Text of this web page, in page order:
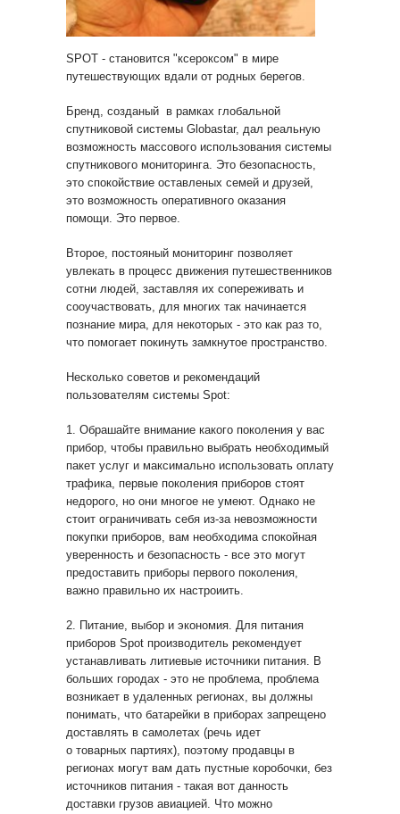
SPOT - становится "ксероксом" в мире
путешествующих вдали от родных берегов.
Бренд, созданый в рамках глобальной
спутниковой системы Globastar, дал реальную
возможность массового использования системы
спутникового мониторинга. Это безопасность,
это спокойствие оставленых семей и друзей,
это возможность оперативного оказания
помощи. Это первое.
Второе, постояный мониторинг позволяет
увлекать в процесс движения путешественников
сотни людей, заставляя их сопереживать и
сооучаствовать, для многих так начинается
познание мира, для некоторых - это как раз то,
что помогает покинуть замкнутое пространство.
Несколько советов и рекомендаций
пользователям системы Spot:
1. Обрашайте внимание какого поколения у вас
прибор, чтобы правильно выбрать необходимый
пакет услуг и максимально использовать оплату
трафика, первые поколения приборов стоят
недорого, но они многое не умеют. Однако не
стоит ограничивать себя из-за невозможности
покупки приборов, вам необходима спокойная
уверенность и безопасность - все это могут
предоставить приборы первого поколения,
важно правильно их настроиить.
2. Питание, выбор и экономия. Для питания
приборов Spot производитель рекомендует
устанавливать литиевые источники питания. В
больших городах - это не проблема, проблема
возникает в удаленных регионах, вы должны
понимать, что батарейки в приборах запрещено
доставлять в самолетах (речь идет
о товарных партиях), поэтому продавцы в
регионах могут вам дать пустные коробочки, без
источников питания - такая вот данность
доставки грузов авиацией. Что можно